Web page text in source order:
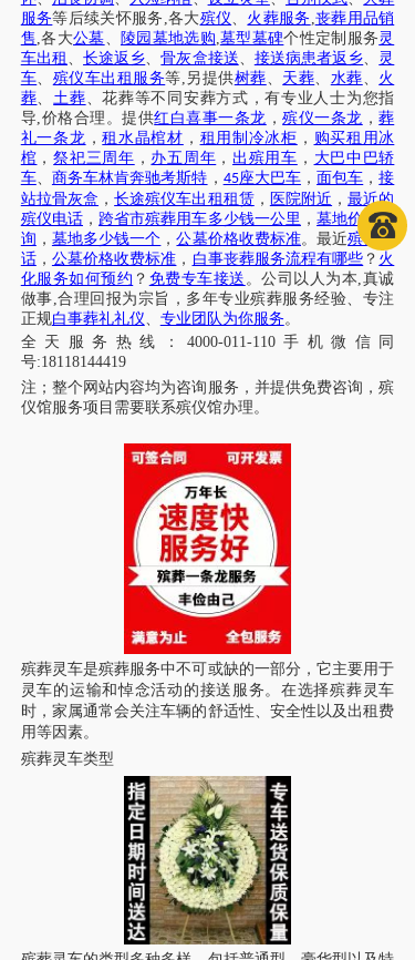
服务等后续关怀服务 ,各大殡仪、 火葬服务 ,丧葬用品销
售,各大公墓、 陵园墓地选购,墓型墓碑个性定制服务 灵
车出租 、长途返乡、骨灰盒接送、 接送病患者返乡、
灵
车、 殡仪车出租服务等,另提供树葬、 天葬、 水葬、 火
葬、土葬、花葬等不同安葬方式，有专业人士为您指
导,价格合理。提供红白喜事一条龙 ，殡仪一条龙 ，葬
礼一条龙 ，租水晶棺材 ， 租用制冷冰柜 ， 购买租用冰
棺 ，祭祀三周年 ， 办五周年 ， 出殡用车 ， 大巴中巴轿
车、 商务车林肯奔驰考斯特 ， 45座大巴车， 面包车 ，接
站拉骨灰盒 ，长途殡仪车出租租赁， 医院附近 ，最近的
殡仪电话 ，跨省市殡葬用车多少钱一公里 ，墓地价格咨
询 ， 墓地多少钱一个 ，公墓价格收费标准。最近殡仪电
话， 公墓价格收费标准 ， 白事丧葬服务流程有哪些 ？ 火
化服务如何预约 ？ 免费专车接送 。公司以人为本,真诚
做事,合理回报为宗旨，多年专业殡葬服务经验、专注
正规白事葬礼礼仪、 专业团队为你服务。
全天服务热线
： 4000-011-110手机微信同
号:18118144419
注； 整个网站内容均为咨询服务，并提供免费咨询，殡
仪馆服务项目需要联系殡仪馆办理。
殡葬灵车是殡葬服务中不可或缺的一部分，它主要用于
灵车的运输和悼念活动的接送服务。在选择殡葬灵车
时，家属通常会关注车辆的舒适性、安全性以及出租费
用等因素。
殡葬灵车类型